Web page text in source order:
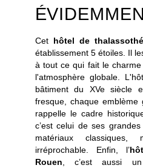
Cet hôtel de
établissement 5 étoiles. Il
à tout ce qui fait le
l'atmosphère globale.
bâtiment du XVe siècle
fresque, chaque
rappelle le cadre
c’est celui de ses
matériaux classiques,
irréprochable. Enfin, l’
Rouen , c’est aussi un